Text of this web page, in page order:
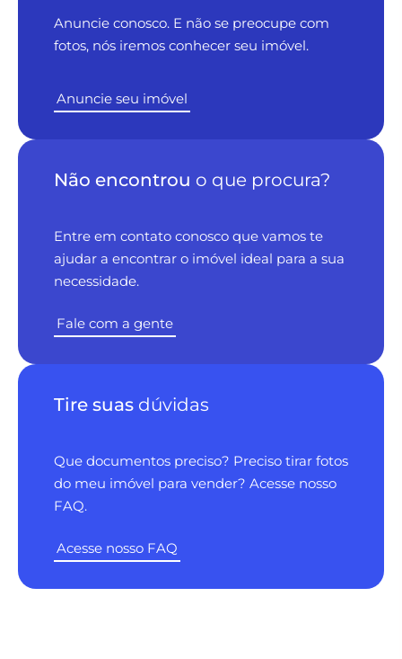
Anuncie conosco. E não se preocupe com
fotos, nós iremos conhecer seu imóvel.
Anuncie seu imóvel
Não encontrou o que procura?
Entre em contato conosco que vamos te
ajudar a encontrar o imóvel ideal para a sua
necessidade.
Fale com a gente
Tire suas dúvidas
Que documentos preciso? Preciso tirar fotos
do meu imóvel para vender? Acesse nosso
FAQ.
Acesse nosso FAQ